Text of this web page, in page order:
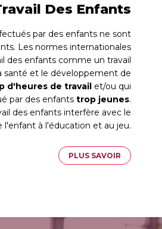
Des Enfants
par des enfants ne sont
Les normes internationales
des enfants comme un travail
santé et le développement de
d'heures de travailet/ou qui
par des enfants trop jeunes.
des enfants interfère avec le
l'enfant à l'éducation et au jeu.
PLUS SAVOIR